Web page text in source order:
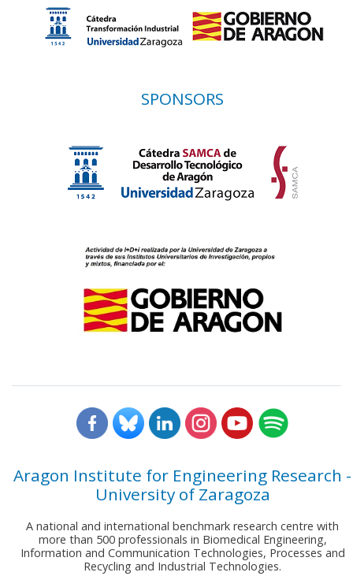
SPONSORS
Aragon Institute for Engineering Research -
University of Zaragoza
A national and international benchmark research centre with
more than 500 professionals in Biomedical Engineering,
Information and Communication Technologies, Processes and
Recycling and Industrial Technologies.